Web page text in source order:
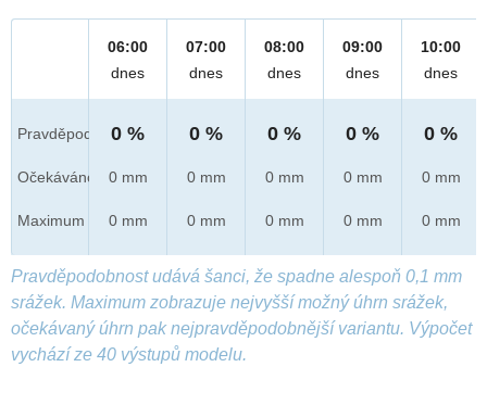
Pravděpod.
Očekáváno
Maximum
06:00
dnes
0 %
0 mm
0 mm
07:00
dnes
0 %
0 mm
0 mm
08:00
dnes
0 %
0 mm
0 mm
09:00
dnes
0 %
0 mm
0 mm
10:00
dnes
0 %
0 mm
0 mm
Pravděpodobnost udává šanci, že spadne alespoň 0,1 mm
srážek. Maximum zobrazuje nejvyšší možný úhrn srážek,
očekávaný úhrn pak nejpravděpodobnější variantu. Výpočet
vychází ze 40 výstupů modelu.